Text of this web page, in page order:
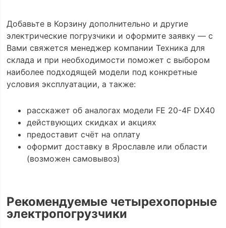
Добавьте в Корзину дополнительно и другие
электрические погрузчики и оформите заявку — с
Вами свяжется менеджер компании Техника для
склада и при необходимости поможет с выбором
наиболее подходящей модели под конкретные
условия эксплуатации, а также:
расскажет об аналогах модели FE 20-4F DX40
действующих скидках и акциях
предоставит счёт на оплату
оформит доставку в Ярославле или области
(возможен самовывоз)
Рекомендуемые четырехопорные
электропогрузчики